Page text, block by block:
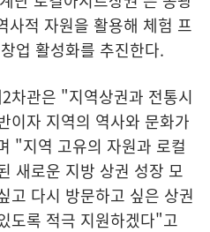
사적 자원을 활용해 체험 프
업 활성화를 추진한다.
차관은 "지역상권과 전통시
이자 지역의 역사와 문화가
"지역 고유의 자원과 로컬
새로운 지방 상권 성장 모
고 다시 방문하고 싶은 상권
도록 적극 지원하겠다"고